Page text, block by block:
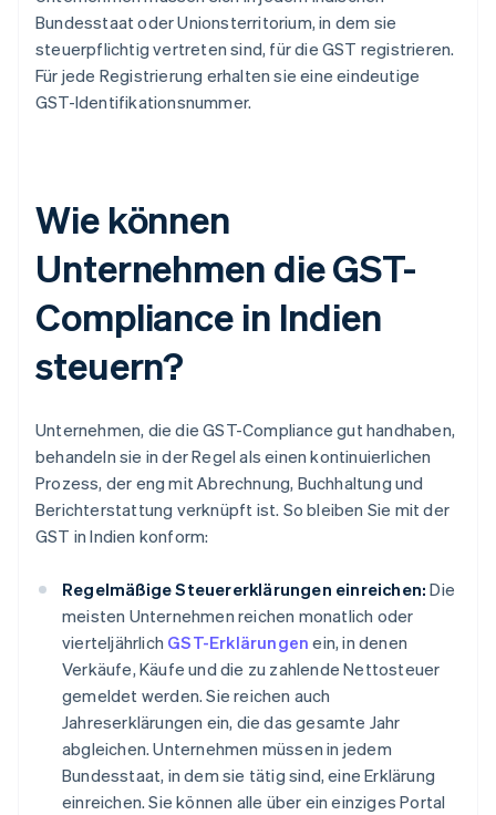
Bundesstaat oder Unionsterritorium, in dem sie
steuerpflichtig vertreten sind, für die GST registrieren.
Für jede Registrierung erhalten sie eine eindeutige
GST-Identifikationsnummer.
Wie können
Unternehmen die GST-
Compliance in Indien
steuern?
Unternehmen, die die GST-Compliance gut handhaben,
behandeln sie in der Regel als einen kontinuierlichen
Prozess, der eng mit Abrechnung, Buchhaltung und
Berichterstattung verknüpft ist. So bleiben Sie mit der
GST in Indien konform:
Regelmäßige Steuererklärungen einreichen: Die
meisten Unternehmen reichen monatlich oder
vierteljährlich GST-Erklärungen ein, in denen
Verkäufe, Käufe und die zu zahlende Nettosteuer
gemeldet werden. Sie reichen auch
Jahreserklärungen ein, die das gesamte Jahr
abgleichen. Unternehmen müssen in jedem
Bundesstaat, in dem sie tätig sind, eine Erklärung
einreichen. Sie können alle über ein einziges Portal